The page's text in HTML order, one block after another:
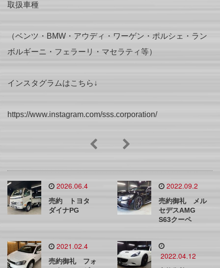
取扱車種
（ベンツ・BMW・アウディ・ワーゲン・ポルシェ・ラン
ボルギーニ・フェラーリ・マセラティ等）
インスタグラムはこちら↓
https://www.instagram.com/sss.corporation/
2026.06.4
売約 トヨタ
ダイナPG
2022.09.2
売約御礼 メル
セデスAMG
S63クーペ
2021.02.4
売約御礼 フォ
2022.04.12